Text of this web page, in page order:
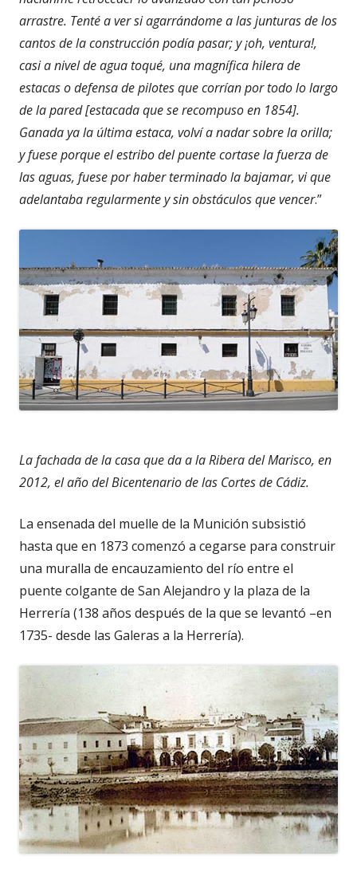
arrastre. Tenté a ver si agarrándome a las junturas de los
cantos de la construcción podía pasar; y ¡oh, ventura!,
casi a nivel de agua toqué, una magnífica hilera de
estacas o defensa de pilotes que corrían por todo lo largo
de la pared [estacada que se recompuso en 1854].
Ganada ya la última estaca, volví a nadar sobre la orilla;
y fuese porque el estribo del puente cortase la fuerza de
las aguas, fuese por haber terminado la bajamar, vi que
adelantabaregularmente y sin obstáculos que vencer.”
La fachada de la casa que da a la Ribera del Marisco, en
2012, el año del Bicentenario de las Cortes de Cádiz.
La ensenada del muelle de la Munición subsistió
hasta que en 1873 comenzó a cegarse para construir
una muralla de encauzamiento del río entre el
puente colgante de San Alejandro y la plaza de la
Herrería (138 años después de la que se levantó –en
1735- desde las Galeras a la Herrería).